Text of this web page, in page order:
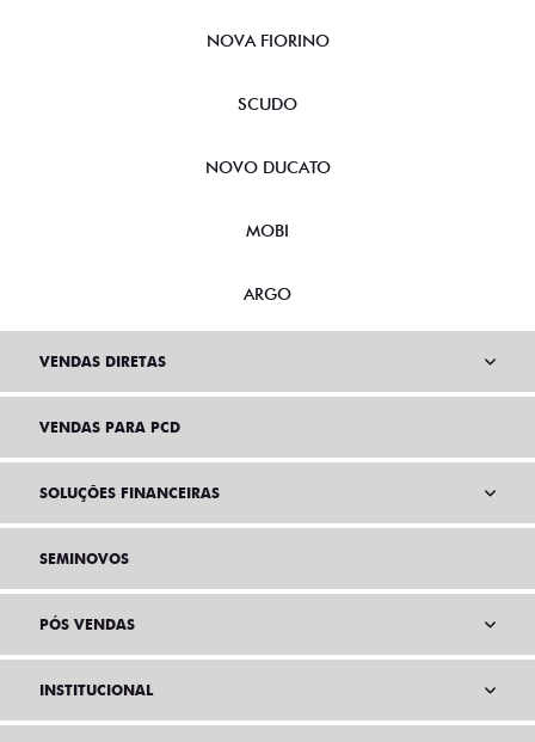
NOVA FIORINO
SCUDO
NOVO DUCATO
MOBI
ARGO
VENDAS DIRETAS
VENDAS PARA PCD
SOLUÇÕES FINANCEIRAS
SEMINOVOS
PÓS VENDAS
INSTITUCIONAL